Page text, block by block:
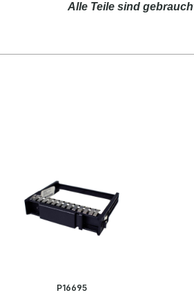
Alle Teile sind
P16695